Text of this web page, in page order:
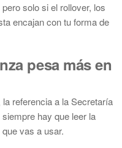
solo si el rollover, los
encajan con tu forma de
pesa más en
referencia a la Secretaría
hay que leer la
vas a usar.